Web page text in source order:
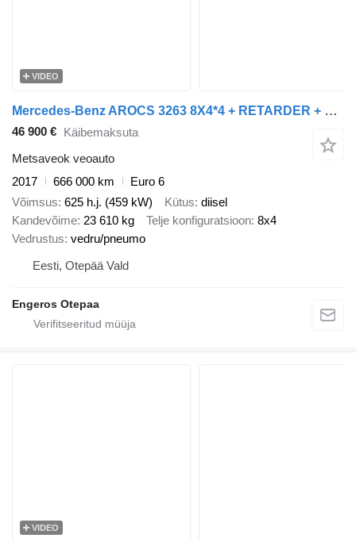
VIDEO
Mercedes-Benz AROCS 3263 8X4*4 + RETARDER + BERGS FEGEN CRANE
46 900 € Käibemaksuta
Metsaveok veoauto
2017
666 000 km
Euro 6
Võimsus 625 h.j. (459 kW) Kütus diisel
Kandevõime 23 610 kg Telje konfiguratsioon 8x4
Vedrustus vedru/pneumo
Eesti, Otepää Vald
Engeros Otepaa
VIDEO